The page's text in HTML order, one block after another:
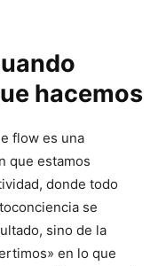
hacemos
flow es una
que estamos
donde todo
se
sino de la
en lo que